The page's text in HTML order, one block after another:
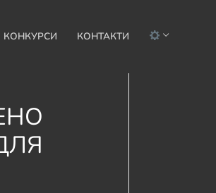
КОНКУРСИ КОНТАКТИ